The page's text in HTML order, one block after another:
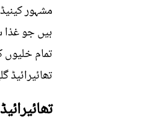
مشہور
ہیں جو
تمام خلیوں